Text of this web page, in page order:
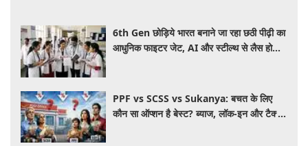
6th Gen छोड़िये भारत बनाने जा रहा छठी पीढ़ी का
आधुनिक फाइटर जेट, AI और स्टील्थ से लैस होगा
PPF vs SCSS vs Sukanya: बचत के लिए
कौन सा ऑप्शन है बेस्ट? ब्याज, लॉक-इन और टैक्स